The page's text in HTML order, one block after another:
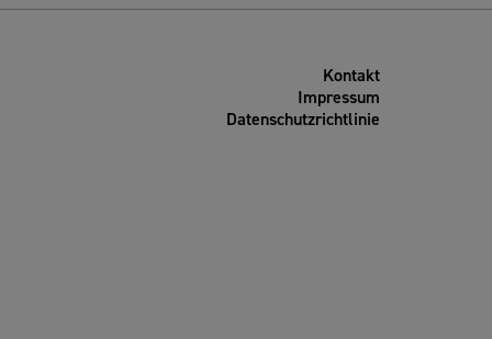
Kontakt
Impressum
Datenschutzrichtlinie